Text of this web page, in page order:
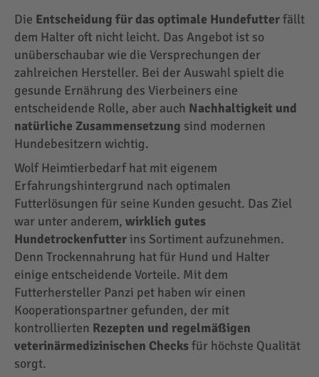
Die Entscheidung für das optimale Hundefutterfällt
dem Halter oft nicht leicht. Das Angebot ist so
unüberschaubar wie die Versprechungen der
zahlreichen Hersteller. Bei der Auswahl spielt die
gesunde Ernährung des Vierbeiners eine
entscheidende Rolle, aber auch Nachhaltigkeit und
natürliche Zusammensetzung sind modernen
Hundebesitzern wichtig.
Wolf Heimtierbedarf hat mit eigenem
Erfahrungshintergrund nach optimalen
Futterlösungen für seine Kunden gesucht. Das Ziel
war unter anderem, wirklich gutes
Hundetrockenfutter ins Sortiment aufzunehmen.
Denn Trockennahrung hat für Hund und Halter
einige entscheidende Vorteile. Mit dem
Futterhersteller Panzi pet haben wir einen
Kooperationspartner gefunden, der mit
kontrollierten Rezepten und regelmäßigen
veterinärmedizinischen Checksfür höchste Qualität
sorgt.